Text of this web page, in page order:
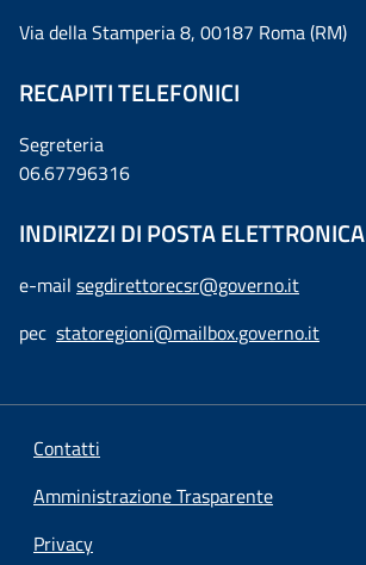
Via della Stamperia 8, 00187 Roma (RM)
RECAPITI TELEFONICI
Segreteria
06.67796316
INDIRIZZI DI POSTA ELETTRONICA
e-mail segdirettorecsr@governo.it
pec statoregioni@mailbox.governo.it
Contatti
Amministrazione Trasparente
Privacy